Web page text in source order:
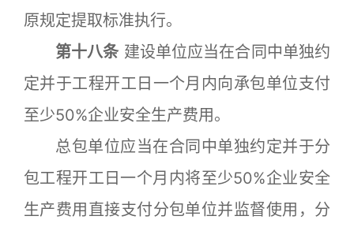
原规定提取标准执行。
第十八条 建设单位应当在合同中单独约
定并于工程开工日一个月内向承包单位支付
至少50%企业安全生产费用。
总包单位应当在合同中单独约定并于分
包工程开工日一个月内将至少50%企业安全
生产费用直接支付分包单位并监督使用，分